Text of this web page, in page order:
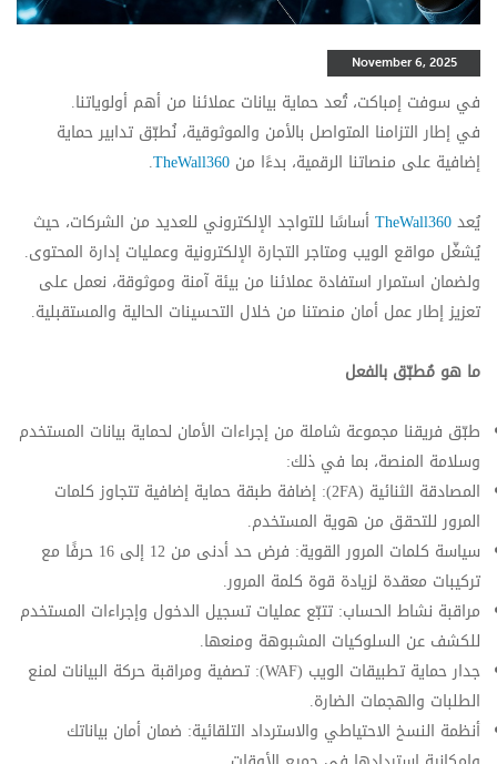
November 6, 2025
في سوفت إمباكت، تُعد حماية بيانات عملائنا من أهم أولوياتنا.
في إطار التزامنا المتواصل بالأمن والموثوقية، نُطبّق تدابير حماية
إضافية على منصاتنا الرقمية، بدءًا من TheWall360
.
يُعدTheWall360أساسًا للتواجد الإلكتروني للعديد من الشركات، حيث
يُشغّل مواقع الويب ومتاجر التجارة الإلكترونية وعمليات إدارة المحتوى.
ولضمان استمرار استفادة عملائنا من بيئة آمنة وموثوقة، نعمل على
تعزيز إطار عمل أمان منصتنا من خلال التحسينات الحالية والمستقبلية.
ما هو مُطبّق بالفعل
طبّق فريقنا مجموعة شاملة من إجراءات الأمان لحماية بيانات المستخدم
وسلامة المنصة، بما في ذلك:
المصادقة الثنائية (2FA): إضافة طبقة حماية إضافية تتجاوز كلمات
المرور للتحقق من هوية المستخدم.
سياسة كلمات المرور القوية: فرض حد أدنى من 12 إلى 16 حرفًا مع
تركيبات معقدة لزيادة قوة كلمة المرور.
مراقبة نشاط الحساب: تتبّع عمليات تسجيل الدخول وإجراءات المستخدم
للكشف عن السلوكيات المشبوهة ومنعها.
جدار حماية تطبيقات الويب (WAF): تصفية ومراقبة حركة البيانات لمنع
الطلبات والهجمات الضارة.
أنظمة النسخ الاحتياطي والاسترداد التلقائية: ضمان أمان بياناتك